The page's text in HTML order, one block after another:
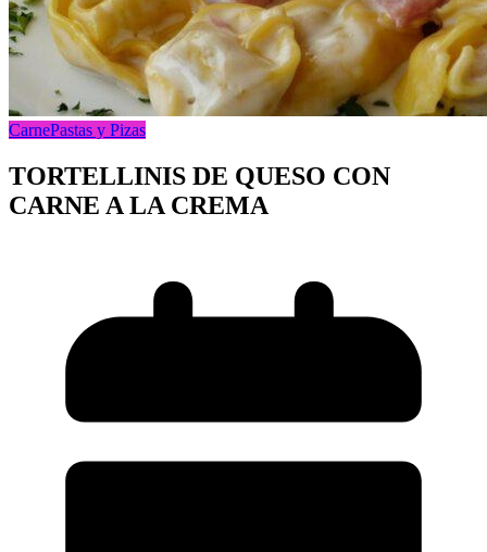
CarnePastas y Pizas
TORTELLINIS DE QUESO CON
CARNE A LA CREMA